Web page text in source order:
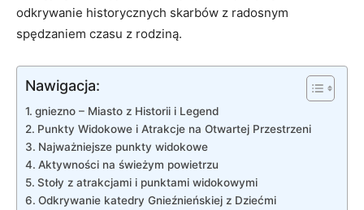
odkrywanie ‍historycznych skarbów z​ radosnym⁣
spędzaniem czasu z rodziną.
Nawigacja:
gniezno – ⁣Miasto z Historii i‌ Legend
Punkty Widokowe ⁤i Atrakcje na Otwartej⁢ Przestrzeni
Najważniejsze ​punkty widokowe
Aktywności ‌na​ świeżym⁣ powietrzu
Stoły z⁢ atrakcjami‌ i punktami widokowymi
Odkrywanie ‌katedry Gnieźnieńskiej z Dziećmi